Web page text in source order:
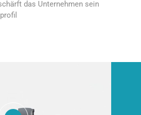
das Unternehmen sein